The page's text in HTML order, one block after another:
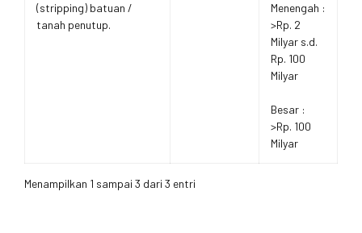
(stripping) batuan /
tanah penutup.
Menengah :
>Rp. 2
Milyar s.d.
Rp. 100
Milyar
Besar :
>Rp. 100
Milyar
Menampilkan 1 sampai 3 dari 3 entri